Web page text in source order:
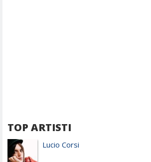
TOP ARTISTI
Lucio Corsi